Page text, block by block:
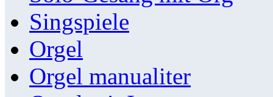
Singspiele
Orgel
Orgel manualiter